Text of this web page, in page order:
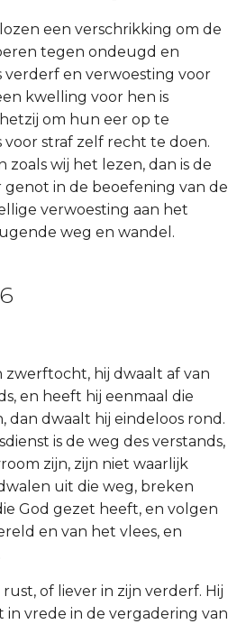
een verschrikking om de
tegen ondeugd en
verderf en verwoesting voor
kwelling voor hen is
om hun eer op te
voor straf zelf recht te doen.
zoals wij het lezen, dan is de
genot in de beoefening van de
verwoesting aan het
weg en wandel.
zwerftocht, hij dwaalt af van
en heeft hij eenmaal die
dan dwaalt hij eindeloos rond.
is de weg des verstands,
zijn, zijn niet waarlijk
uit die weg, breken
God gezet heeft, en volgen
en van het vlees, en
of liever in zijn verderf. Hij
in vrede in de vergadering van